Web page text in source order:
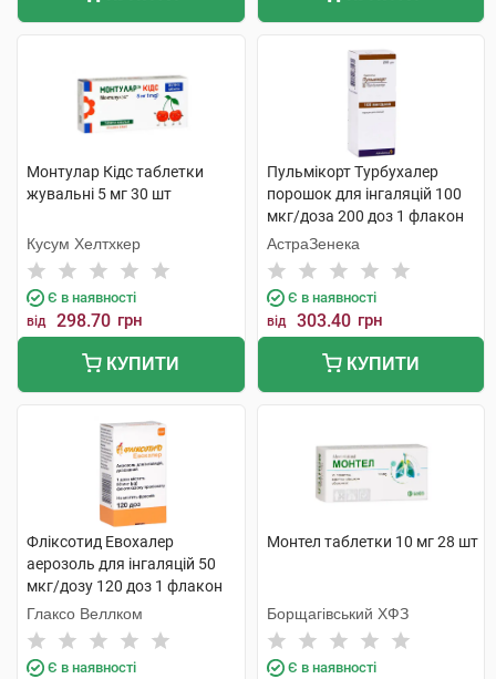
Монтулар Кідс таблетки
жувальні 5 мг 30 шт
Кусум Хелтхкер
Є в наявності
від 298.70 грн
КУПИТИ
Пульмікорт Турбухалер
порошок для інгаляцій 100
мкг/доза 200 доз 1 флакон
АстраЗенека
Є в наявності
від 303.40 грн
КУПИТИ
Фліксотид Евохалер
аерозоль для інгаляцій 50
мкг/дозу 120 доз 1 флакон
Глаксо Веллком
Є в наявності
Монтел таблетки 10 мг 28 шт
Борщагівський ХФЗ
Є в наявності